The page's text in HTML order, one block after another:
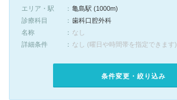
エリア・駅
亀島駅 (1000m)
診療科目
歯科口腔外科
名称
なし
詳細条件
なし (曜日や時間帯を指定できます)
条件変更・絞り込み